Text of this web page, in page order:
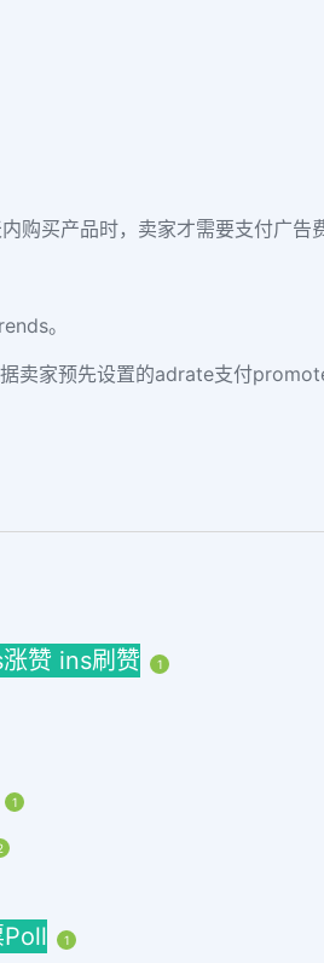
买产品时，卖家才需要支付广告费
。
卖家预先设置的adrate支付
赞 ins刷赞 1
1
1